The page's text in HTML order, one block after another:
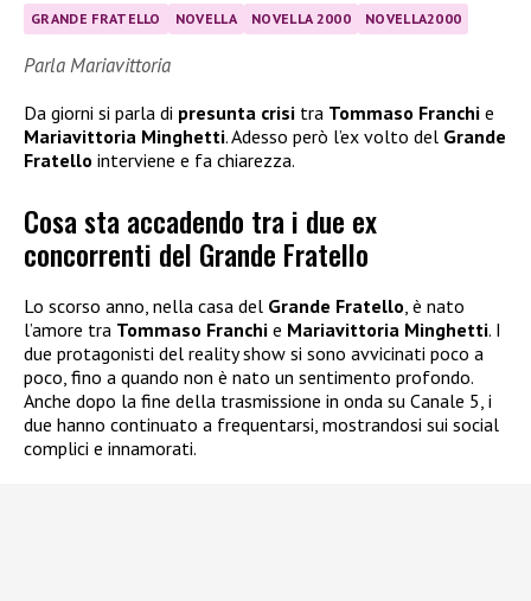
GRANDE FRATELLO NOVELLA NOVELLA 2000 NOVELLA2000
Parla Mariavittoria
Da giorni si parla di presunta crisi tra Tommaso Franchi e
Mariavittoria Minghetti. Adesso però l’ex volto del Grande
Fratello interviene e fa chiarezza.
Cosa sta accadendo tra i due ex
concorrenti del Grande Fratello
Lo scorso anno, nella casa del Grande Fratello , è nato
l’amore tra Tommaso Franchi e Mariavittoria Minghetti. I
due protagonisti del reality show si sono avvicinati poco a
poco, fino a quando non è nato un sentimento profondo.
Anche dopo la fine della trasmissione in onda su Canale 5, i
due hanno continuato a frequentarsi, mostrandosi sui social
complici e innamorati.